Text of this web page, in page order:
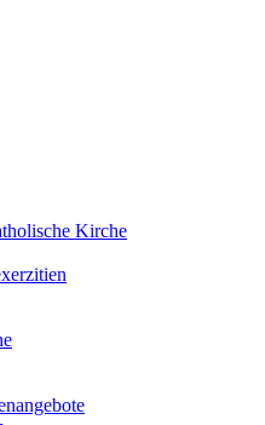
Kirche